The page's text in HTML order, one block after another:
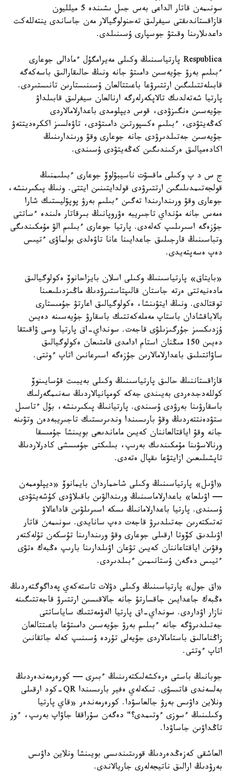
سونىمەن قاتار الداعى بەس جىل ىشىندە 5 ميلليون
قازاقستاندىقتى سيفرلىق تەحنولوگيالار مەن جاساندى ينتەللەكت
داعدىلارىنا وقىتۋ جوسپارى ۇسىنىلدى.
Respublica پارتياسىنىڭ وكىلى مەيرامگۇل ءمادالى جوعارى
ءبىلىم بەرۋ جۇيەسىن دامىتۋ جانە ونىڭ حالىقارالىق باسەكەگە
قابىلەتتىلىگىن ارتتىرۋعا باعىتتالعان ۇسىنىستارىن تانىستىردى.
پارتيا شەتەلدىك تالاپكەرلەرگە ارنالعان سيفرلىق قابىلداۋ
جۇيەسىن ەنگىزۋدى، قوس ديپلومدى باعدارلامالاردى
كەڭەيتۋدى، ءبىلىم ەكسپورتىن دامىتۋدى، تاۋەلسىز اككرەديتتەۋ
جۇيەسىن جەتىلدىرۋدى جانە جوعارى وقۋ ورىندارىنىڭ
اكادەميالىق ەركىندىگىن كەڭەيتۋدى ۇسىندى.
ج س د پ وكىلى ماقسۋت ناسيبۋلوۆ جوعارى ءبىلىمنىڭ
قولجەتىمدىلىگىن ارتتىرۋدى قولدايتىنىن ايتتى. ونىڭ پىكىرىنشە،
جوعارى وقۋ ورىندارىندا تەگىن ءبىلىم بەرۋ پوپۋليستىك شارا
ەمەس جانە مۇنداي تاجىريبە ەۋروپانىڭ بىرقاتار ەلىندە ءساتتى
جۇزەگە اسىرىلىپ كەلەدى. پارتيا جوعارى ءبىلىم الۋ مۇمكىندىگى
وتباسىنىڭ قارجىلىق جاعدايىنا عانا تاۋەلدى بولماۋى ءتيىس
دەپ ەسەپتەيدى.
«بايتاق» پارتياسىنىڭ وكىلى اسلان بايزاحانوۆ ەكولوگيالىق
مادەنيەتتى ەرتە جاستان قالىپتاستىرۋدىڭ ماڭىزدىلىعىنا
توقتالدى. ونىڭ ايتۋىنشا، ەكولوگيالىق اعارتۋ جۇمىستارى
بالاباقشادان باستاپ مەملەكەتتىك باسقارۋ جۇيەسىنە دەيىن
ۇزدىكسىز جۇرگىزىلۋى قاجەت. سونداي-اق پارتيا وسى ۋاقىتقا
دەيىن 150 مىڭنان استام ادامدى قامتىعان ەكولوگيالىق
ساۋاتتىلىق باعدارلامالارىن جۇزەگە اسىرعانىن اتاپ ءوتتى.
قازاقستاننىڭ حالىق پارتياسىنىڭ وكىلى بەيبىت قۇسايىنوۆ
كوللەدجدەردى بەيىندى جەكە كومپانيالاردىڭ سەنىمگەرلىك
باسقارۋىنا بەرۋدى ۇسىندى. پارتيانىڭ پىكىرىنشە، بۇل ءتاسىل
ستۋدەنتتەردىڭ وقۋ بارىسىندا وندىرىستىك تاجىريبەدەن وتۋىنە
جانە وقۋ اياقتالعاننان كەيىن ماماندىعى بويىنشا جۇمىسقا
ورنالاسۋىنا مۇمكىندىك بەرىپ، بىلىكتى جۇمىسشى كادرلاردىڭ
تاپشىلىعىن ازايتۋعا ىقپال ەتەدى.
«اۋىل» پارتياسىنىڭ وكىلى شاحماردان بايمانوۆ «ديپلوممەن
— اۋىلعا» باعدارلاماسىنىڭ ورىندالۋىن باقىلاۋدى كۇشەيتۋدى
ۇسىندى. پارتيا باعدارلامانىڭ ىسكە اسىرىلۋىن قاداعالاۋ
تەتىكتەرىن جەتىلدىرۋ قاجەت دەپ سانايدى. سونىمەن قاتار
اۋىلدىق كۆوتا ارقىلى جوعارى وقۋ ورىندارىنا تۇسكەن تۇلەكتەر
وقۋىن اياقتاعاننان كەيىن تۋعان اۋىلدارىنا بارىپ ەڭبەك ەتۋى
ءتيىس دەگەن ۇستانىمىن ءبىلدىردى.
«اق جول» پارتياسىنىڭ وكىلى دۋلات تاستەكەي پەداگوگتەردىڭ
ەڭبەك جاعدايىن جاقسارتۋ جانە جالاقىسىن ارتتىرۋ قاجەتتىگىنە
نازار اۋداردى. سونداي-اق پارتيا الەۋمەتتىك ساياساتتى
جەتىلدىرۋگە جانە ءبىلىم بەرۋ جۇيەسىن دامىتۋعا باعىتتالعان
زاڭنامالىق باستامالاردى جۇيەلى تۇردە ۇسىنىپ كەلە جاتقانىن
اتاپ ءوتتى.
جوبانىڭ باستى ەرەكشەلىكتەرىنىڭ ءبىرى — كورەرمەندەردىڭ
بەلسەندى قاتىسۋى. تىكەلەي ەفير بارىسىندا QR-كود ارقىلى
ونلاين داۋىس بەرۋ جالعاسۋدا. كورەرمەندەر «قاي پارتيا
وكىلىنىڭ ءسوزى ءوتىمدى؟“ دەگەن سۇراققا جاۋاپ بەرىپ، ءوز
تاڭداۋىن جاساۋدا.
العاشقى كەزەڭدەردىڭ قورىتىندىسى بويىنشا ونلاين داۋىس
بەرۋدىڭ ارالىق ناتيجەلەرى جاريالاندى.